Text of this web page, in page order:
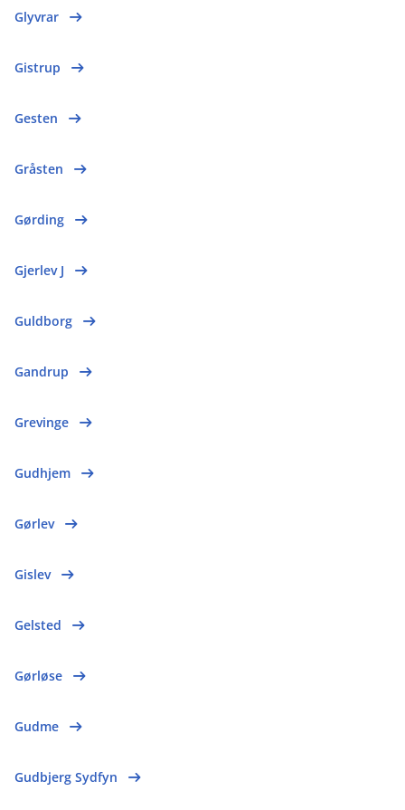
Glyvrar
Gistrup
Gesten
Gråsten
Gørding
Gjerlev J
Guldborg
Gandrup
Grevinge
Gudhjem
Gørlev
Gislev
Gelsted
Gørløse
Gudme
Gudbjerg Sydfyn